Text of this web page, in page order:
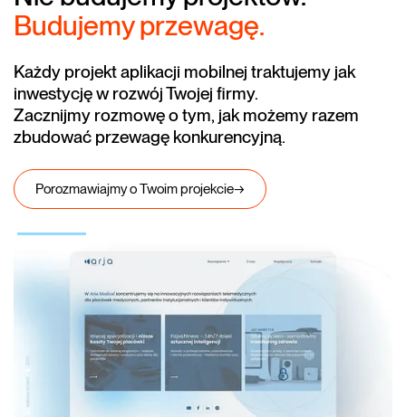
Budujemy przewagę.
Każdy projekt aplikacji mobilnej traktujemy jak
inwestycję w rozwój Twojej firmy.
Zacznijmy rozmowę o tym, jak możemy razem
zbudować przewagę konkurencyjną.
Porozmawiajmy o Twoim projekcie→